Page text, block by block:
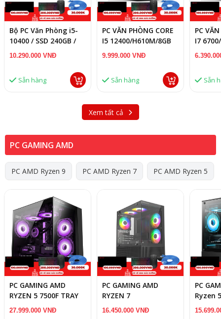
Bộ PC Văn Phòng i5-
10400 / SSD 240GB /
RAM 8GB / Kèm Màn
10.290.000 VNĐ
Sẵn hàng
PC VĂN PHÒNG CORE
I5 12400/H610M/8GB
RAM/SSD 240GB
9.999.000 VNĐ
Sẵn hàng
PC
I7
RAM/
Sẵn
Xem tất cả
PC GAMING AMD
PC AMD Ryzen 9 PC AMD Ryzen 7 PC AMD Ryzen 5
PC GAMING AMD
RYZEN 5 7500F TRAY
/A620M/16GB RAM
27.999.000 VNĐ
PC GAMING AMD
RYZEN 7
5700X/A520/16GB
16.450.000 VNĐ
PC
Ryzen 5
5500/